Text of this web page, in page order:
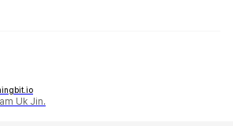
Uk Jin.